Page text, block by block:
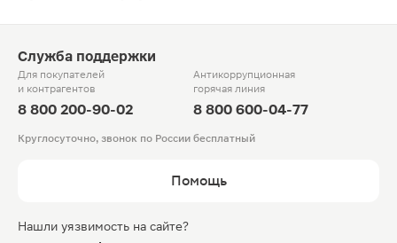
Служба поддержки
Для покупателей
и контрагентов
8 800 200-90-02
Антикоррупционная
горячая линия
8 800 600-04-77
Круглосуточно, звонок по России бесплатный
Помощь
Нашли уязвимость на сайте?